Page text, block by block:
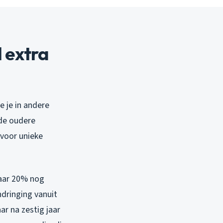
extra
je in andere
oudere
unieke
20% nog
vanuit
na zestig jaar